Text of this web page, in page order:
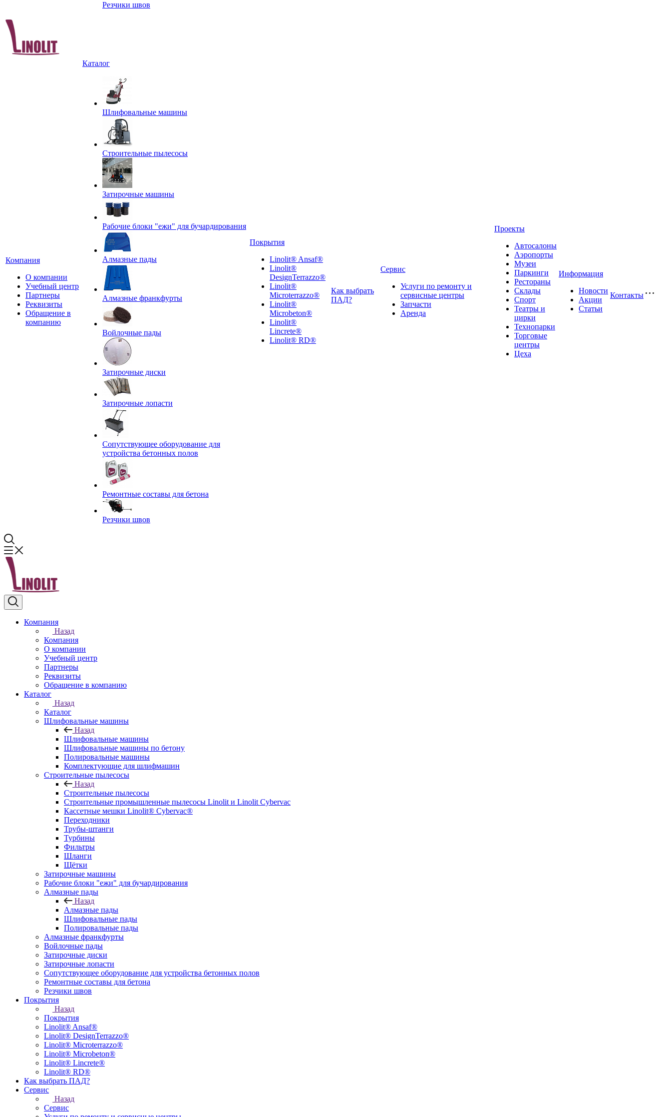
Резчики швов
Компания
О компании
Учебный центр
Партнеры
Реквизиты
Обращение в
компанию
Каталог
Шлифовальные машины
Строительные пылесосы
Затирочные машины
Рабочие блоки "ежи" для бучардирования
Алмазные пады
Алмазные франкфурты
Войлочные пады
Затирочные диски
Затирочные лопасти
Сопутствующее оборудование для
устройства бетонных полов
Ремонтные составы для бетона
Резчики швов
Покрытия
Linolit® Ansaf®
Linolit®
DesignTerrazzo®
Linolit®
Microterrazzo®
Linolit®
Microbeton®
Linolit®
Lincrete®
Linolit® RD®
Как выбрать
ПАД?
Сервис
Услуги по ремонту и
сервисные центры
Запчасти
Аренда
Проекты
Автосалоны
Аэропорты
Музеи
Паркинги
Рестораны
Склады
Спорт
Театры и
цирки
Технопарки
Торговые
центры
Цеха
Информация
Новости
Акции
Статьи
Контакты
Компания
Назад
Компания
О компании
Учебный центр
Партнеры
Реквизиты
Обращение в компанию
Каталог
Назад
Каталог
Шлифовальные машины
Назад
Шлифовальные машины
Шлифовальные машины по бетону
Полировальные машины
Комплектующие для шлифмашин
Строительные пылесосы
Назад
Строительные пылесосы
Строительные промышленные пылесосы Linolit и Linolit Cybervac
Кассетные мешки Linolit® Cybervac®
Переходники
Трубы-штанги
Турбины
Фильтры
Шланги
Щётки
Затирочные машины
Рабочие блоки "ежи" для бучардирования
Алмазные пады
Назад
Алмазные пады
Шлифовальные пады
Полировальные пады
Алмазные франкфурты
Войлочные пады
Затирочные диски
Затирочные лопасти
Сопутствующее оборудование для устройства бетонных полов
Ремонтные составы для бетона
Резчики швов
Покрытия
Назад
Покрытия
Linolit® Ansaf®
Linolit® DesignTerrazzo®
Linolit® Microterrazzo®
Linolit® Microbeton®
Linolit® Lincrete®
Linolit® RD®
Как выбрать ПАД?
Сервис
Назад
Сервис